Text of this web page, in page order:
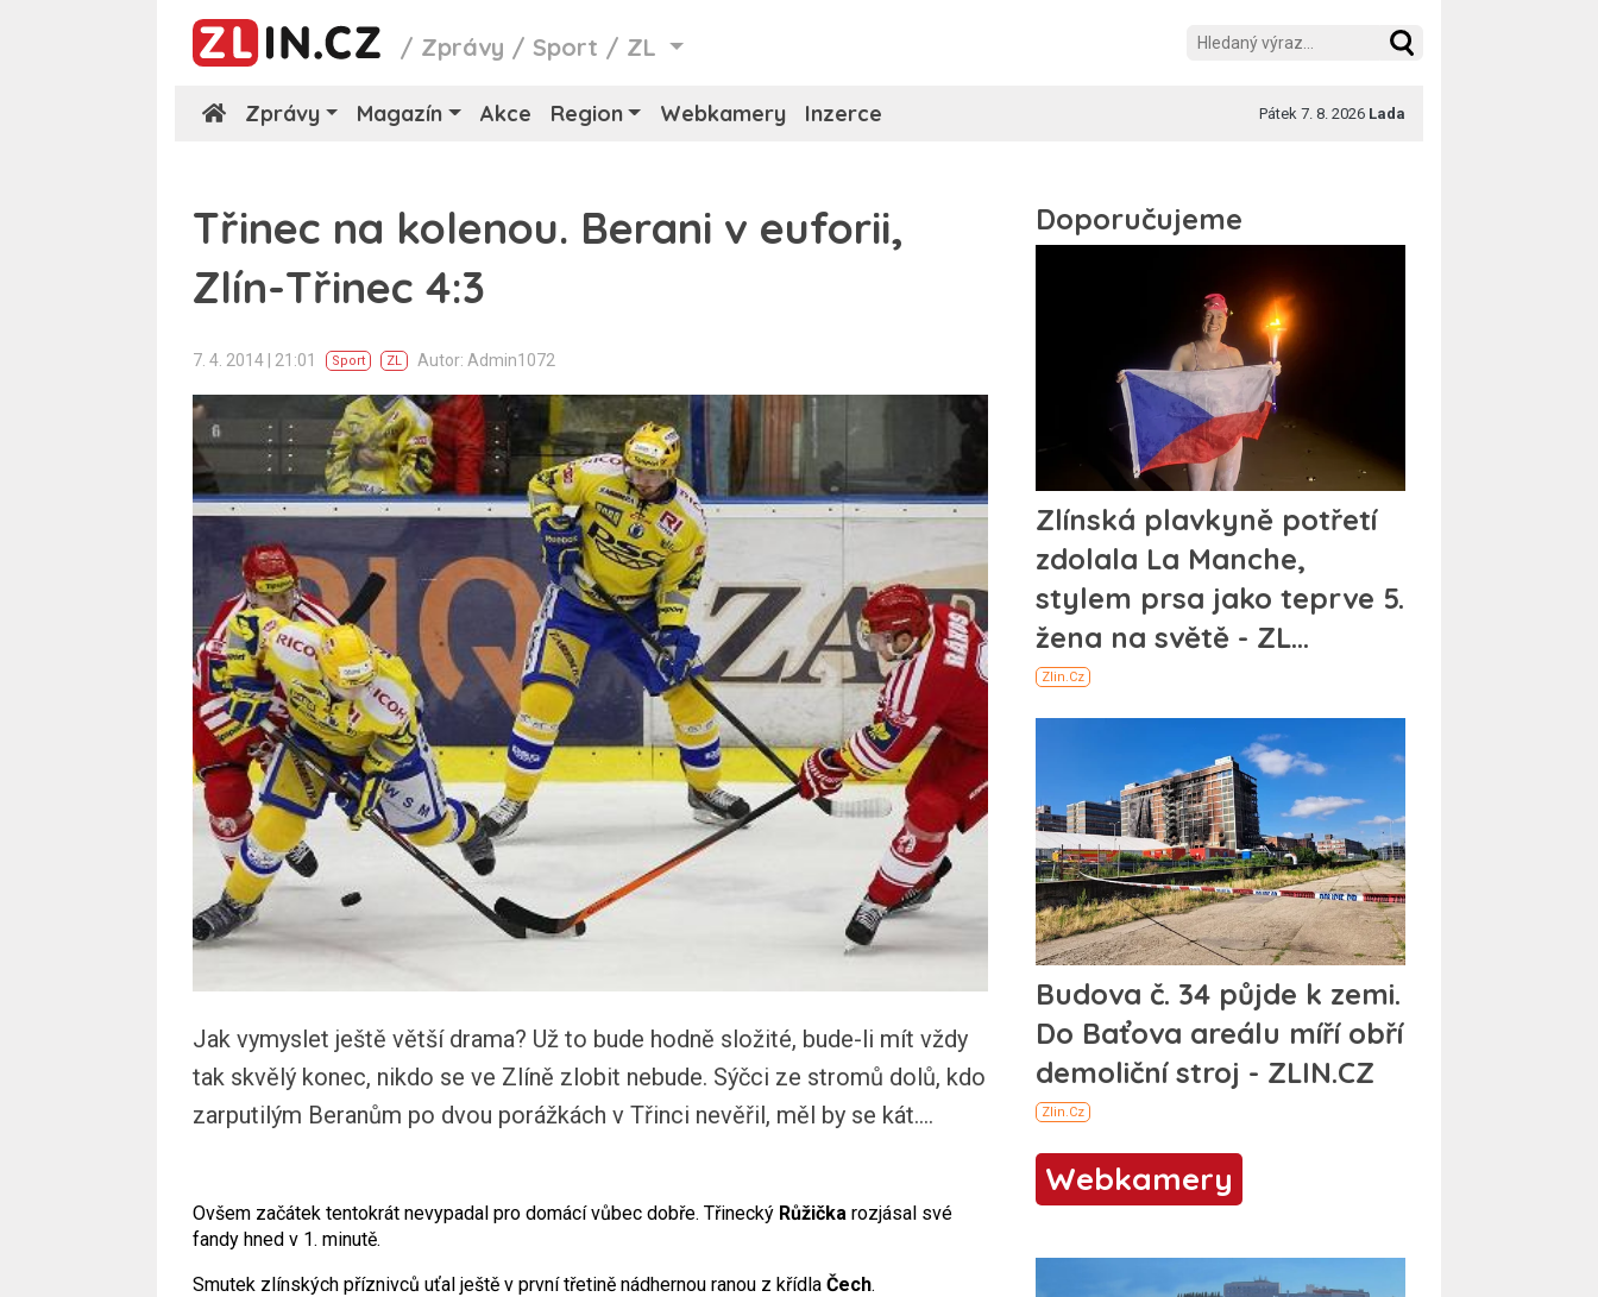
/ Zprávy /Sport / ZL
Zprávy Magazín Akce Region Webkamery Inzerce Pátek 7. 8. 2026 Lada
Třinec na kolenou. Berani v euforii,
Zlín-Třinec 4:3
7. 4. 2014 | 21:01 Sport ZL Autor: Admin1072
Jak vymyslet ještě větší drama? Už to bude hodně složité, bude-li mít vždy
tak skvělý konec, nikdo se ve Zlíně zlobit nebude. Sýčci ze stromů dolů, kdo
zarputilým Beranům po dvou porážkách v Třinci nevěřil, měl by se kát....
Ovšem začátek tentokrát nevypadal pro domácí vůbec dobře. Třinecký Růžička rozjásal své
fandy hned v 1. minutě.
Smutek zlínských příznivců uťal ještě v první třetině nádhernou ranou z křídla Čech.
Webkamery